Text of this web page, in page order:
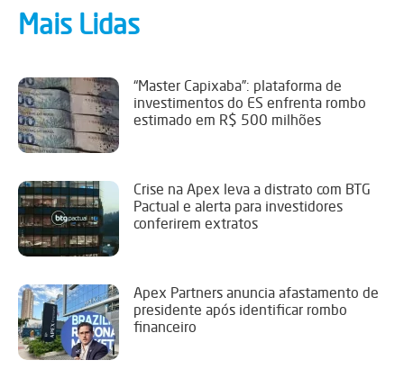
Mais Lidas
“Master Capixaba”: plataforma de
investimentos do ES enfrenta rombo
estimado em R$ 500 milhões
Crise na Apex leva a distrato com BTG
Pactual e alerta para investidores
conferirem extratos
Apex Partners anuncia afastamento de
presidente após identificar rombo
financeiro